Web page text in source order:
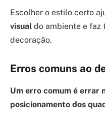
Escolher o estilo certo
visual do ambiente e faz
decoração.
Erros comuns ao
Um erro comum é errar
posicionamento dos